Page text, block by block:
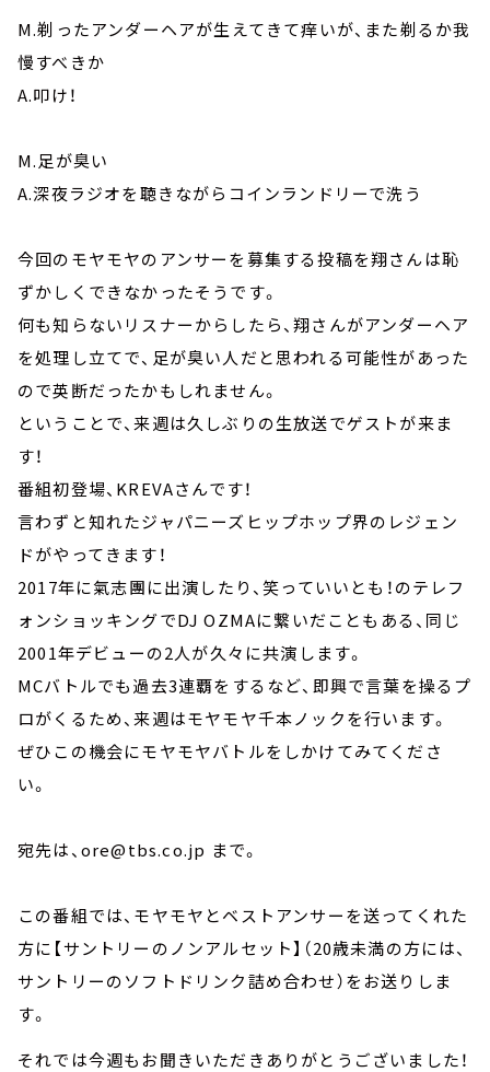
M.剃ったアンダーヘアが生えてきて痒いが、また剃るか我
慢すべきか
A.叩け！
M.足が臭い
A.深夜ラジオを聴きながらコインランドリーで洗う
今回のモヤモヤのアンサーを募集する投稿を翔さんは恥
ずかしくできなかったそうです。
何も知らないリスナーからしたら、翔さんがアンダーヘア
を処理し立てで、足が臭い人だと思われる可能性があった
ので英断だったかもしれません。
ということで、来週は久しぶりの生放送でゲストが来ま
す！
番組初登場、KREVAさんです！
言わずと知れたジャパニーズヒップホップ界のレジェン
ドがやってきます！
2017年に氣志團に出演したり、笑っていいとも！のテレフ
ォンショッキングでDJ OZMAに繋いだこともある、同じ
2001年デビューの2人が久々に共演します。
MCバトルでも過去3連覇をするなど、即興で言葉を操るプ
ロがくるため、来週はモヤモヤ千本ノックを行います。
ぜひこの機会にモヤモヤバトルをしかけてみてくださ
い。
宛先は、ore@tbs.co.jp まで。
この番組では、モヤモヤとベストアンサーを送ってくれた
方に【サントリーのノンアルセット】（20歳未満の方には、
サントリーのソフトドリンク詰め合わせ）をお送りしま
す。
それでは今週もお聞きいただきありがとうございました！